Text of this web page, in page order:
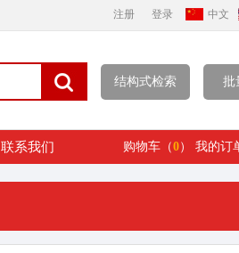
注册 登录 中文
结构式检索 批
联系我们 购物车（0） 我的订